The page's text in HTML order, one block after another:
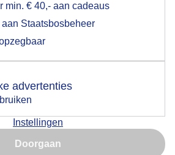
min. € 40,- aan cadeaus
Staatsbosbeheer
advertenties
Instellingen
Doorgaan
geen akkoord op hebt gegeven,
pop-up uit je browser waarin
toon de popup
misschien later